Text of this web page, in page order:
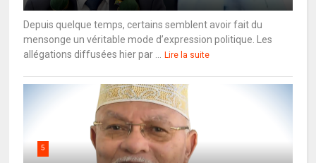
Depuis quelque temps, certains semblent avoir fait du
mensonge un véritable mode d’expression politique. Les
allégations diffusées hier par ...
Lire la suite
5